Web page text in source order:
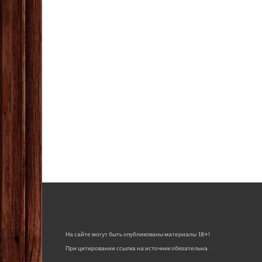
На сайте могут быть опубликованы материалы 18+!
При цитировании ссылка на источник обязательна.